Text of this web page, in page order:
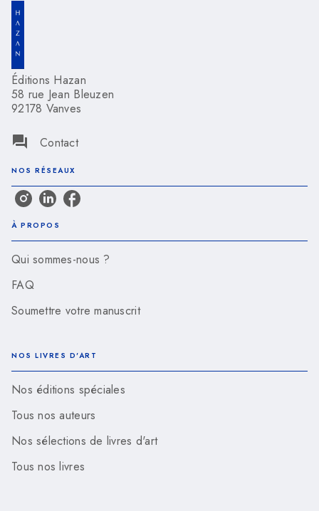
Éditions Hazan
58 rue Jean Bleuzen
92178 Vanves
question_answer Contact
NOS RÉSEAUX
À PROPOS
Qui sommes-nous ?
FAQ
Soumettre votre manuscrit
NOS LIVRES D'ART
Nos éditions spéciales
Tous nos auteurs
Nos sélections de livres d'art
Tous nos livres